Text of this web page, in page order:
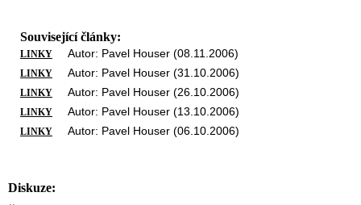
Související články:
LINKY Autor: Pavel Houser (08.11.2006)
LINKY Autor: Pavel Houser (31.10.2006)
LINKY Autor: Pavel Houser (26.10.2006)
LINKY Autor: Pavel Houser (13.10.2006)
LINKY Autor: Pavel Houser (06.10.2006)
Diskuze: